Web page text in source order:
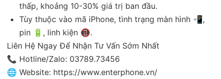
thấp, khoảng 10-30% giá trị ban đầu.
Tùy thuộc vào mã iPhone, tình trạng màn hình 📲,
pin 🔋, linh kiện 📵.
Liên Hệ Ngay Để Nhận Tư Vấn Sớm Nhất
📞 Hotline/Zalo: 03789.73456
🌐 Website: https://www.enterphone.vn/